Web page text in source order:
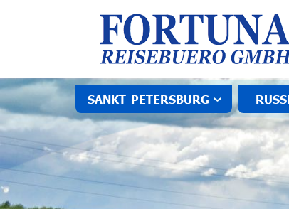
SANKT-PETERSBURG